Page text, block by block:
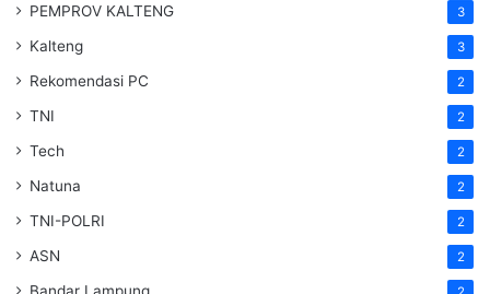
PEMPROV KALTENG 3
Kalteng 3
Rekomendasi PC 2
TNI 2
Tech 2
Natuna 2
TNI-POLRI 2
ASN 2
Bandar Lampung